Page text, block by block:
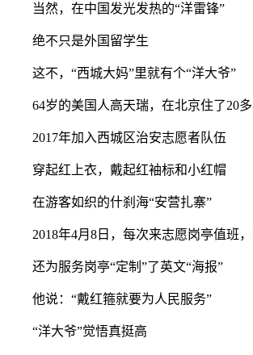
当然，在中国发光发热的“洋雷锋”
绝不只是外国留学生
这不，“西城大妈”里就有个“洋大爷”
64岁的美国人高天瑞，在北京住了20
2017年加入西城区治安志愿者队伍
穿起红上衣，戴起红袖标和小红帽
在游客如织的什刹海“安营扎寨”
2018年4月8日，每次来志愿岗亭值班，
还为服务岗亭“定制”了英文“海报”
他说：“戴红箍就要为人民服务”
“洋大爷”觉悟真挺高